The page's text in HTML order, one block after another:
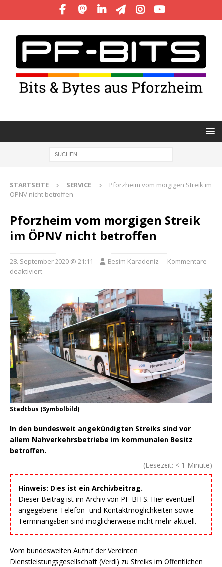
STARTSEITE SERVICE
Pforzheim vom morgigen Streik im
ÖPNV nicht betroffen
Pforzheim vom morgigen Streik
im ÖPNV nicht betroffen
28. September 2020 @ 21:11 Besim Karadeniz
Kommentare
deaktiviert
Stadtbus (Symbolbild)
In den bundesweit angekündigten Streiks sind vor
allem Nahverkehrsbetriebe im kommunalen Besitz
betroffen.
(Lesezeit: < 1 Minute)
Hinweis: Dies ist ein Archivbeitrag.
Dieser Beitrag ist im Archiv von PF-BITS. Hier eventuell
angegebene Telefon- und Kontaktmöglichkeiten sowie
Terminangaben sind möglicherweise nicht mehr aktuell.
Vom bundesweiten Aufruf der Vereinten
Dienstleistungsgesellschaft (Verdi) zu Streiks im Öffentlichen